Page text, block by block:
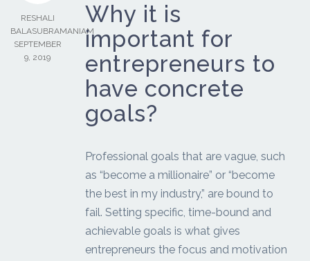
RESHALI
BALASUBRAMANIAM
SEPTEMBER
9, 2019
Why it is
important for
entrepreneurs to
have concrete
goals?
Professional goals that are vague, such
as “become a millionaire” or “become
the best in my industry,” are bound to
fail. Setting specific, time-bound and
achievable goals is what gives
entrepreneurs the focus and motivation